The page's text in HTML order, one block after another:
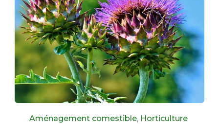
Category
Aménagement comestible, Horticulture